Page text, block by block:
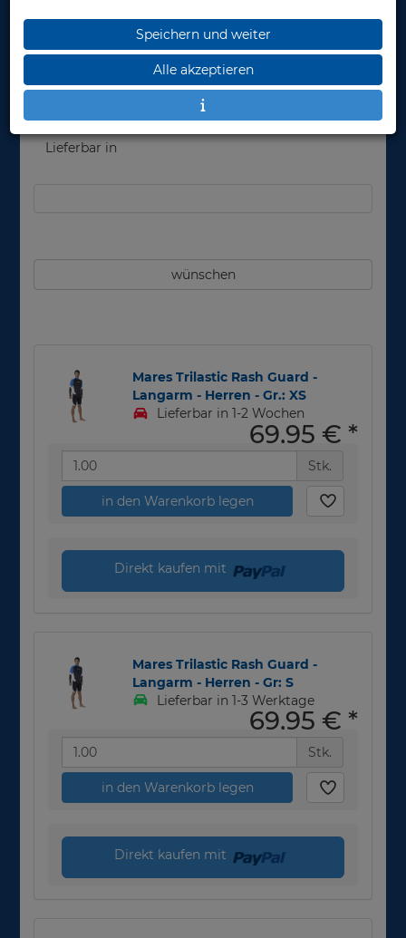
Herstellerpreis: 69,95 €
69,95 €
Lieferbar in
wünschen
Mares Trilastic Rash Guard -
Langarm - Herren - Gr.: XS
Lieferbar in 1-2 Wochen
69,95 € *
Stk.
in den Warenkorb legen
Direkt kaufen mit
Mares Trilastic Rash Guard -
Langarm - Herren - Gr: S
Lieferbar in 1-3 Werktage
69,95 € *
Stk.
in den Warenkorb legen
Direkt kaufen mit
Speichern und weiter
Alle akzeptieren